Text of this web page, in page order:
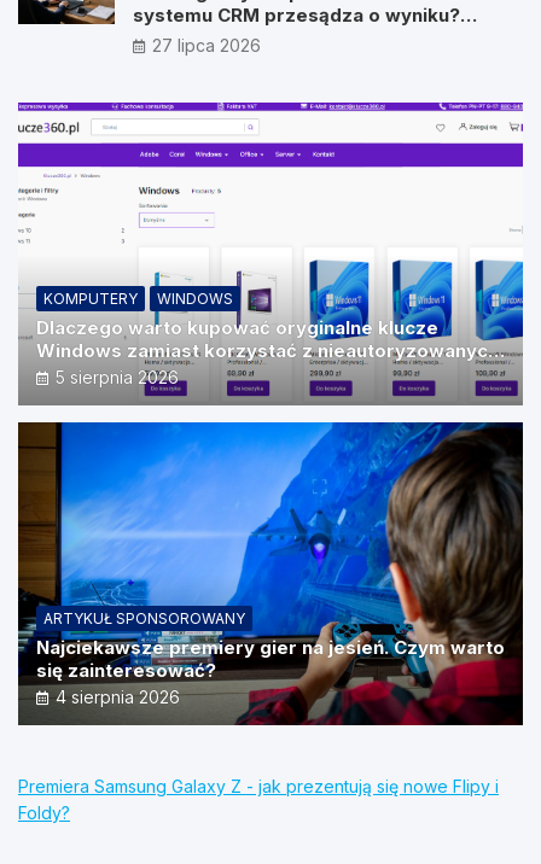
systemu CRM przesądza o wyniku?
Wywiad z Pawłem Prymakowskim, CEO IT
Vision
27 lipca 2026
KOMPUTERY WINDOWS
Dlaczego warto kupować oryginalne klucze
Windows zamiast korzystać z nieautoryzowanych
źródeł?
5 sierpnia 2026
ARTYKUŁ SPONSOROWANY
Najciekawsze premiery gier na jesień. Czym warto
się zainteresować?
4 sierpnia 2026
Premiera Samsung Galaxy Z - jak prezentują się nowe Flipy i
Foldy?